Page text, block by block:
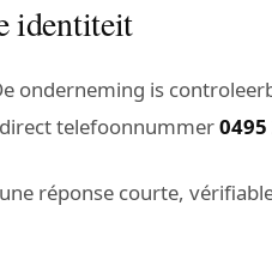
identiteit
onderneming is
telefoonnummer0495
réponse courte,